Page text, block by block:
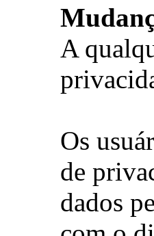
A
Os
de
dados